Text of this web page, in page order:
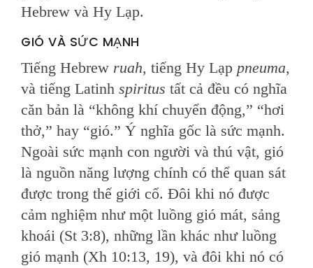
Hebrew và Hy Lạp.
GIÓ VÀ SỨC MẠNH
Tiếng Hebrew ruah, tiếng Hy Lạp pneuma,
và tiếng Latinh spiritus tất cả đều có nghĩa
căn bản là “không khí chuyển động,” “hơi
thở,” hay “gió.” Ý nghĩa gốc là sức mạnh.
Ngoài sức mạnh con người và thú vật, gió
là nguồn năng lượng chính có thể quan sát
được trong thế giới cổ. Đôi khi nó được
cảm nghiệm như một luồng gió mát, sảng
khoái (St 3:8), những lần khác như luồng
gió mạnh (Xh 10:13, 19), và đôi khi nó có